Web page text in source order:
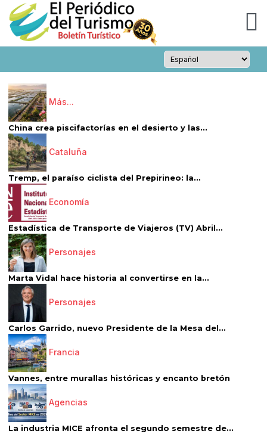
Más...
China crea piscifactorías en el desierto y las...
Cataluña
Tremp, el paraíso ciclista del Prepirineo: la...
Economía
Estadística de Transporte de Viajeros (TV) Abril...
Personajes
Marta Vidal hace historia al convertirse en la...
Personajes
Carlos Garrido, nuevo Presidente de la Mesa del...
Francia
Vannes, entre murallas históricas y encanto bretón
Agencias
La industria MICE afronta el segundo semestre de...